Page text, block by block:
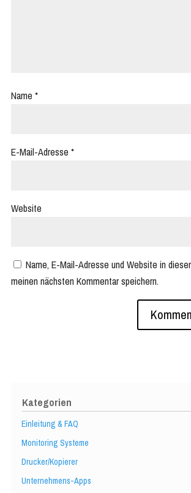
Kategorien
Einleitung & FAQ
Monitoring Systeme
Drucker/Kopierer
Unternehmens-Apps
Name *
E-Mail-Adresse *
Website
Name, E-Mail-Adresse und Website in
meinen nächsten Kommentar speichern.